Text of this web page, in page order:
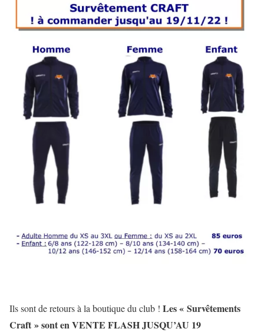
Ils sont de retours à la boutique du club ! Les « Survêtements
Craft » sont en VENTE FLASH JUSQU’AU 19